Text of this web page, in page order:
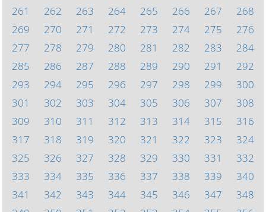
261
262 263 264 265 266 267
268
269
270 271 272 273 274 275
276
277
278 279 280 281 282 283
284
285
286 287 288 289 290 291
292
293
294 295 296 297 298 299
300
301
302 303 304 305 306 307
308
309
310 311 312 313 314 315
316
317
318 319 320 321 322 323
324
325
326 327 328 329 330 331
332
333
334 335 336 337 338 339
340
341
342 343 344 345 346 347
348